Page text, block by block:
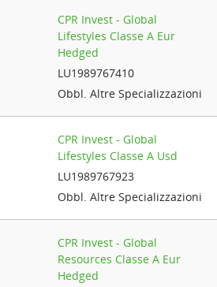
CPR Invest - Global
Lifestyles Classe A Eur
Hedged
LU1989767410
Obbl. Altre Specializzazioni
CPR Invest - Global
Lifestyles Classe A Usd
LU1989767923
Obbl. Altre Specializzazioni
CPR Invest - Global
Resources Classe A Eur
Hedged